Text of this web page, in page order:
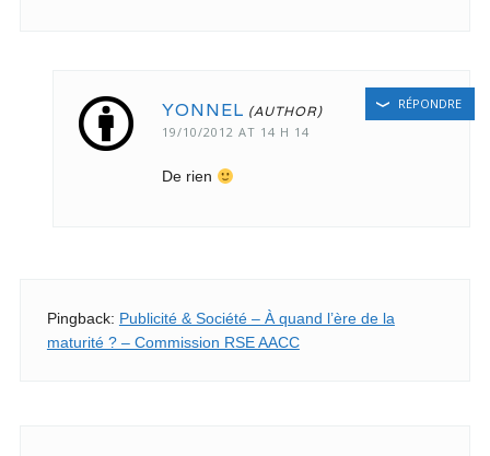
YONNEL
19/10/2012 AT 14 H 14
De rien
RÉPONDRE
Pingback: Publicité & Société – À quand l’ère de la
maturité ? – Commission RSE AACC